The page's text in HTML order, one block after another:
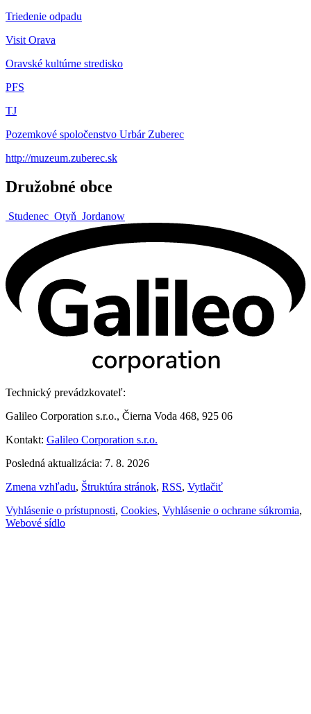
Triedenie odpadu
Visit Orava
Oravské kultúrne stredisko
PFS
TJ
Pozemkové spoločenstvo Urbár Zuberec
http://muzeum.zuberec.sk
Družobné obce
Studenec Otyň Jordanow
Technický prevádzkovateľ:
Galileo Corporation s.r.o., Čierna Voda 468, 925 06
Kontakt: Galileo Corporation s.r.o.
Posledná aktualizácia: 7. 8. 2026
Zmena vzhľadu, Štruktúra stránok, RSS, Vytlačiť
Vyhlásenie o prístupnosti, Cookies, Vyhlásenie o ochrane súkromia,
Webové sídlo